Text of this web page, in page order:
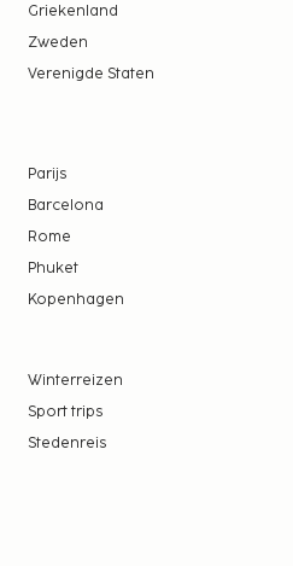
Griekenland
Zweden
Verenigde Staten
Parijs
Barcelona
Rome
Phuket
Kopenhagen
Winterreizen
Sport trips
Stedenreis